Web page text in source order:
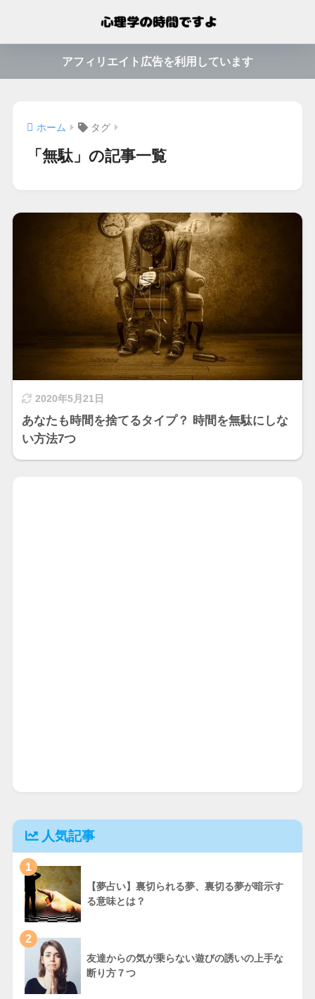
アフィリエイト広告を利用しています
ホーム タグ
「無駄」の記事一覧
2020年5月21日
あなたも時間を捨てるタイプ？ 時間を無駄にしな
い方法7つ
人気記事
1
【夢占い】裏切られる夢、裏切る夢が暗示す
る意味とは？
2
友達からの気が乗らない遊びの誘いの上手な
断り方７つ